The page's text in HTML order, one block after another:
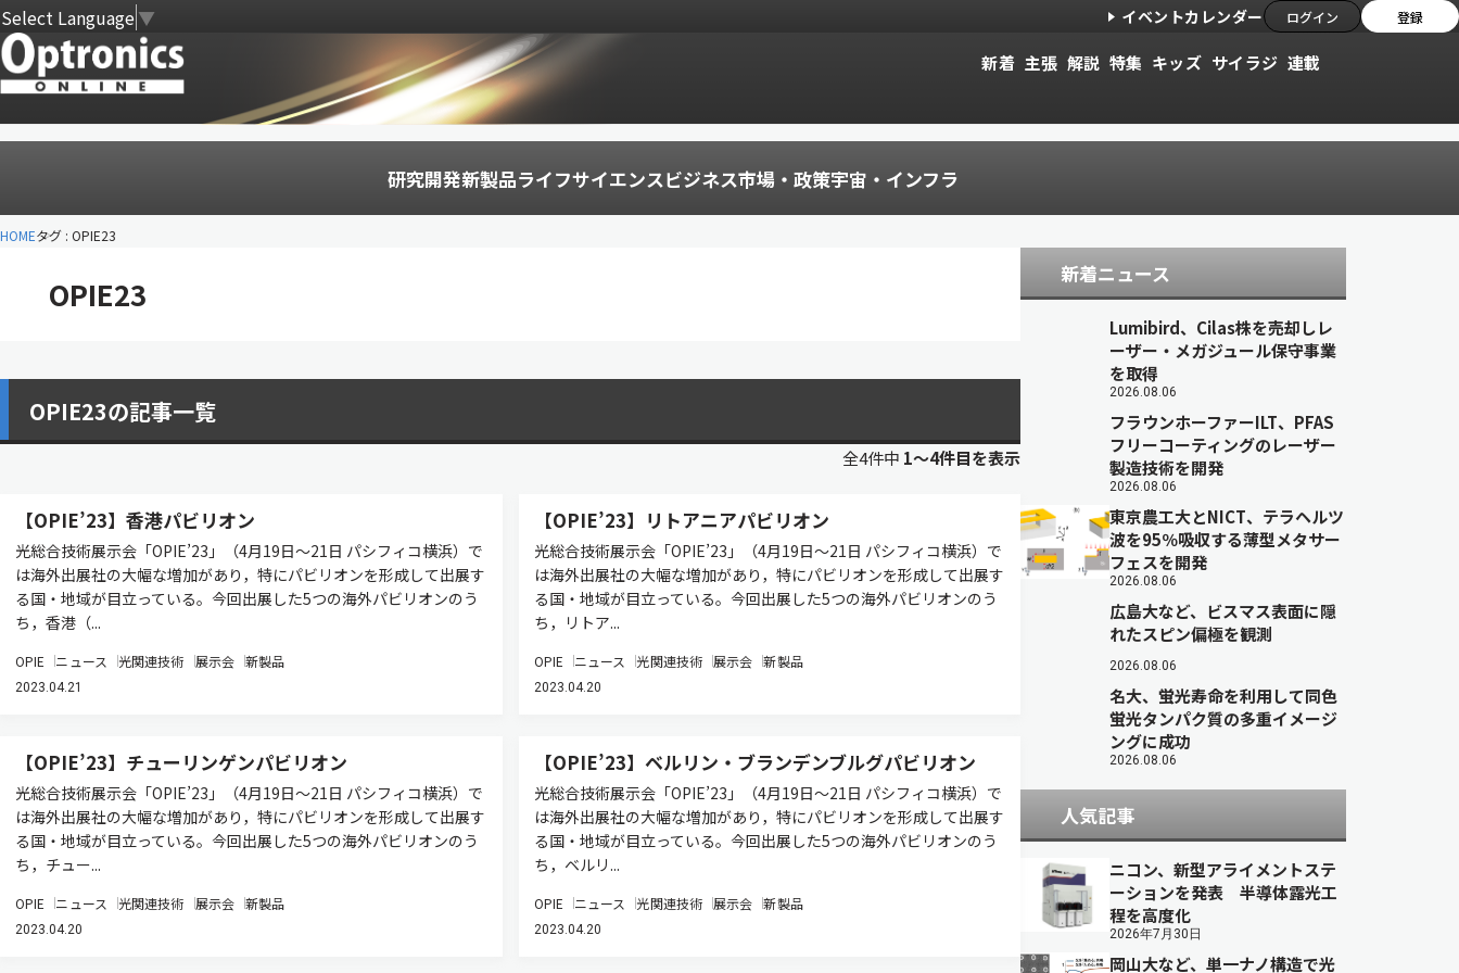
Select Language▼ イベントカレンダー ログイン 登録
新着 主張 解説 特集 キッズ サイラジ 連載
研究開発新製品ライフサイエンスビジネス市場・政策宇宙・インフラ
HOMEタグ : OPIE23
OPIE23
OPIE23の記事一覧
全4件中 1〜4件目を表示
【OPIE’23】香港パビリオン
光総合技術展示会「OPIE’23」（4月19日～21日 パシフィコ横浜）で
は海外出展社の大幅な増加があり，特にパビリオンを形成して出展す
る国・地域が目立っている。今回出展した5つの海外パビリオンのう
ち，香港（...
OPIE ニュース 光関連技術 展示会 新製品
2023.04.21
【OPIE’23】リトアニアパビリオン
光総合技術展示会「OPIE’23」（4月19日～21日 パシフィコ横浜）で
は海外出展社の大幅な増加があり，特にパビリオンを形成して出展す
る国・地域が目立っている。今回出展した5つの海外パビリオンのう
ち，リトア...
OPIE ニュース 光関連技術 展示会 新製品
2023.04.20
【OPIE’23】チューリンゲンパビリオン
光総合技術展示会「OPIE’23」（4月19日～21日 パシフィコ横浜）で
は海外出展社の大幅な増加があり，特にパビリオンを形成して出展す
る国・地域が目立っている。今回出展した5つの海外パビリオンのう
ち，チュー...
OPIE ニュース 光関連技術 展示会 新製品
2023.04.20
【OPIE’23】ベルリン・ブランデンブルグパビリオン
光総合技術展示会「OPIE’23」（4月19日～21日 パシフィコ横浜）で
は海外出展社の大幅な増加があり，特にパビリオンを形成して出展す
る国・地域が目立っている。今回出展した5つの海外パビリオンのう
ち，ベルリ...
OPIE ニュース 光関連技術 展示会 新製品
2023.04.20
新着ニュース
Lumibird、Cilas株を売却しレ
ーザー・メガジュール保守事業
を取得
2026.08.06
フラウンホーファーILT、PFAS
フリーコーティングのレーザー
製造技術を開発
2026.08.06
東京農工大とNICT、テラヘルツ
波を95％吸収する薄型メタサー
フェスを開発
2026.08.06
広島大など、ビスマス表面に隠
れたスピン偏極を観測
2026.08.06
名大、蛍光寿命を利用して同色
蛍光タンパク質の多重イメージ
ングに成功
2026.08.06
人気記事
ニコン、新型アライメントステ
ーションを発表 半導体露光工
程を高度化
2026年7月30日
岡山大など、単一ナノ構造で光